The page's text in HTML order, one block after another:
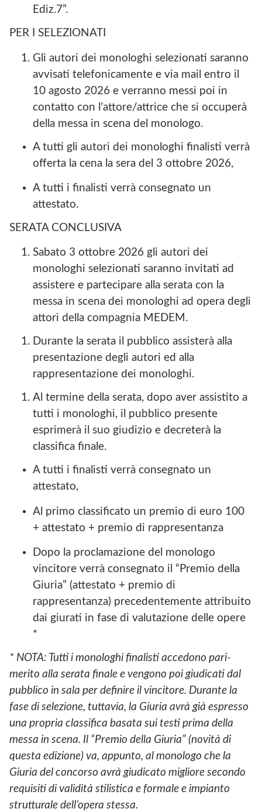
Ediz.7”.
PER I SELEZIONATI
Gli autori dei monologhi selezionati saranno
avvisati telefonicamente e via mail entro il
10 agosto 2026 e verranno messi poi in
contatto con l’attore/attrice che si occuperà
della messa in scena del monologo.
A tutti gli autori dei monologhi finalisti verrà
offerta la cena la sera del 3 ottobre 2026,
A tutti i finalisti verrà consegnato un
attestato.
SERATA CONCLUSIVA
Sabato 3 ottobre 2026 gli autori dei
monologhi selezionati saranno invitati ad
assistere e partecipare alla serata con la
messa in scena dei monologhi ad opera degli
attori della compagnia MEDEM.
Durante la serata il pubblico assisterà alla
presentazione degli autori ed alla
rappresentazione dei monologhi.
Al termine della serata, dopo aver assistito a
tutti i monologhi, il pubblico presente
esprimerà il suo giudizio e decreterà la
classifica finale.
A tutti i finalisti verrà consegnato un
attestato,
Al primo classificato un premio di euro 100
+ attestato + premio di rappresentanza
Dopo la proclamazione del monologo
vincitore verrà consegnato il “Premio della
Giuria” (attestato + premio di
rappresentanza) precedentemente attribuito
dai giurati in fase di valutazione delle opere
*
* NOTA: Tutti i monologhi finalisti accedono pari-
merito alla serata finale e vengono poi giudicati dal
pubblico in sala per definire il vincitore. Durante la
fase di selezione, tuttavia, la Giuria avrà già espresso
una propria classifica basata sui testi prima della
messa in scena. Il “Premio della Giuria” (novità di
questa edizione) va, appunto, al monologo che la
Giuria del concorso avrà giudicato migliore secondo
requisiti di validità stilistica e formale e impianto
strutturale dell’opera stessa.